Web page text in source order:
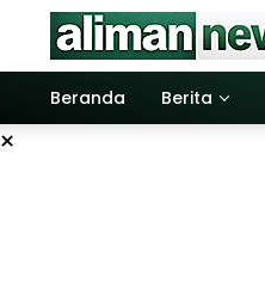
Beranda Berita
×